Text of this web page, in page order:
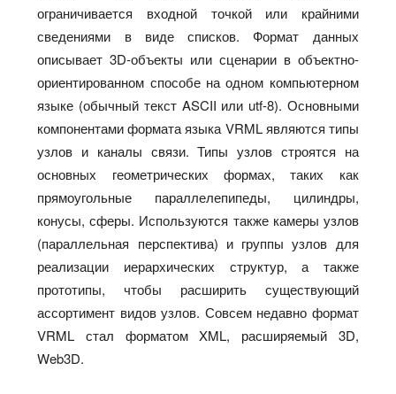
ограничивается входной точкой или крайними
сведениями в виде списков. Формат данных
описывает 3D-объекты или сценарии в объектно-
ориентированном способе на одном компьютерном
языке (обычный текст ASCII или utf-8). Основными
компонентами формата языка VRML являются типы
узлов и каналы связи. Типы узлов строятся на
основных геометрических формах, таких как
прямоугольные параллелепипеды, цилиндры,
конусы, сферы. Используются также камеры узлов
(параллельная перспектива) и группы узлов для
реализации иерархических структур, а также
прототипы, чтобы расширить существующий
ассортимент видов узлов. Совсем недавно формат
VRML стал форматом XML, расширяемый 3D,
Web3D.